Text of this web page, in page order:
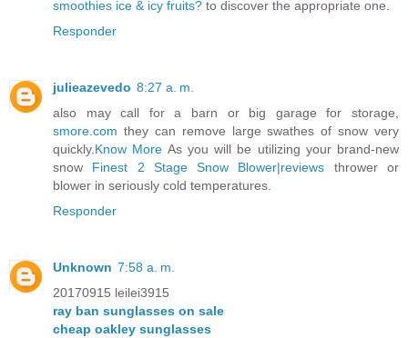
smoothies ice & icy fruits? to discover the appropriate one.
Responder
julieazevedo 8:27 a. m.
also may call for a barn or big garage for storage,
smore.com they can remove large swathes of snow very
quickly. Know More As you will be utilizing your brand-new
snow Finest 2 Stage Snow Blower|reviews thrower or
blower in seriously cold temperatures.
Responder
Unknown 7:58 a. m.
20170915 leilei3915
ray ban sunglasses on sale
cheap oakley sunglasses